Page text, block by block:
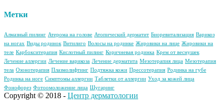
Метки
Алмазный пилинг Атерома на голове Атопический дерматит Биоревитализация Варикоз
на ногах Виды родинок Витилиго Волосы на родинке Жировики на лице Жировики на
теле Карбокситерапия Кислотный пилинг Коричневая родинка Крем от веснушек
Лечение аллергии Лечение варикоза Лечение дерматита Мезотерапия лица Мезотерапия
тела Озонотерапия Плазмолифтинг Подтяжка кожи Прессотерапия Родинка на губе
Родинка на ноге Симптомы аллергии Таблетки от аллергии Уход за кожей лица
Фонофорез Фотоомоложение лица Шугаринг
Copyright © 2018 - Центр дерматологии